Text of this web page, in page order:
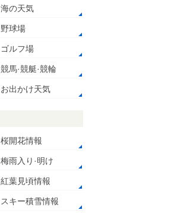
海の天気
野球場
ゴルフ場
競馬·競艇·競輪
お出かけ天気
桜開花情報
梅雨入り·明け
紅葉見頃情報
スキー積雪情報